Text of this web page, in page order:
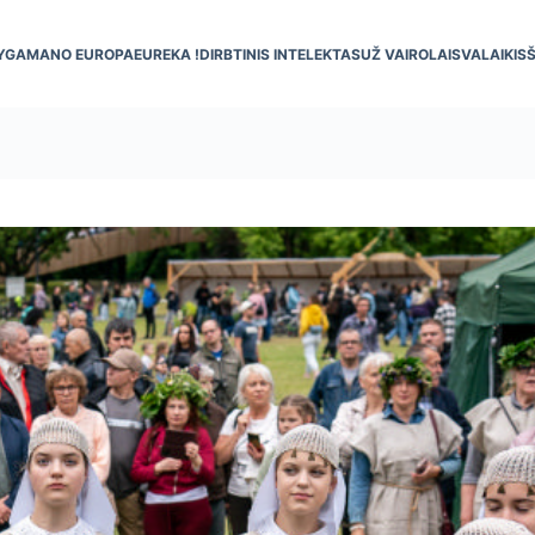
MANO EUROPAEUREKA !DIRBTINIS INTELEKTASUŽ VAIROLAISVALAIKIS